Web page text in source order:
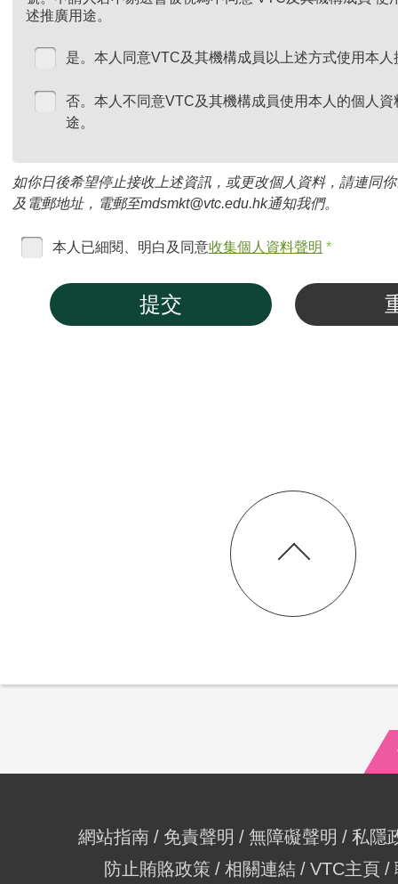
述推廣用途。
是。本人同意VTC及其機構成員以上述方式使用本
否。本人不同意VTC及其機構成員使用本人的個人
途。
如你日後希望停止接收上述資訊，或更改個人資料，請連同
及電郵地址，電郵至mdsmkt@vtc.edu.hk通知我們。
本人已細閱、明白及同意收集個人資料聲明 *
提交
網站指南 免責聲明 無障礙聲明
私隱
防止賄賂政策
相關連結 VTC主頁